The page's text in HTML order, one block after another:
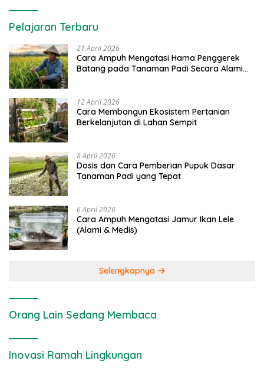
Pelajaran Terbaru
21 April 2026
Cara Ampuh Mengatasi Hama Penggerek
Batang pada Tanaman Padi Secara Alami
12 April 2026
Cara Membangun Ekosistem Pertanian
Berkelanjutan di Lahan Sempit
8 April 2026
Dosis dan Cara Pemberian Pupuk Dasar
Tanaman Padi yang Tepat
6 April 2026
Cara Ampuh Mengatasi Jamur Ikan Lele
(Alami & Medis)
Selengkapnya
Orang Lain Sedang Membaca
Inovasi Ramah Lingkungan